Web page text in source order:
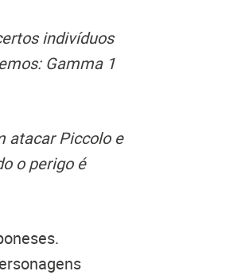
indivíduos
Gamma 1
atacar Piccolo e
o perigo é